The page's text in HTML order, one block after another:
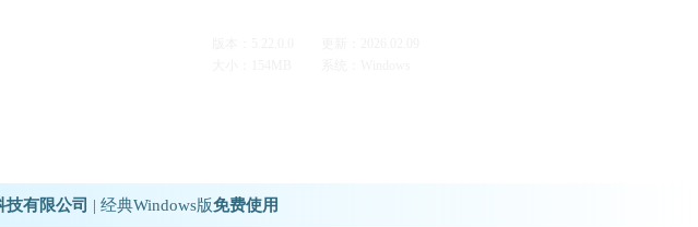
技有限公司 | 经典Windows版免费使用